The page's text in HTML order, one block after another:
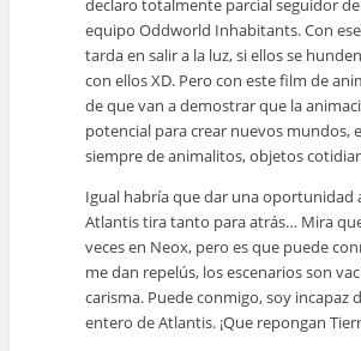
declaro totalmente parcial seguidor
equipo Oddworld Inhabitants. Con
tarda en salir a la luz, si ellos se
con ellos XD. Pero con este film de
de que van a demostrar que la
potencial para crear nuevos mundos,
siempre de animalitos, objetos
Igual habría que dar una oportunidad
Atlantis tira tanto para atrás… Mira
veces en Neox, pero es que puede
me dan repelús, los escenarios son
carisma. Puede conmigo, soy incapaz
entero de Atlantis. ¡Que repongan